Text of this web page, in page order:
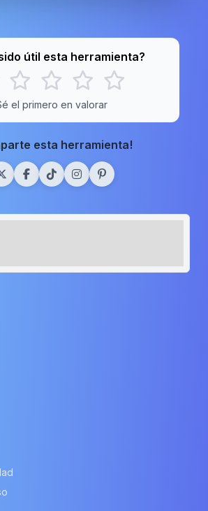
útil esta herramienta?
el primero en valorar
esta herramienta!